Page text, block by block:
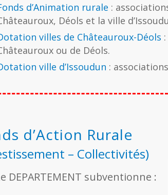
d’Animation rurale :
Déols et la ville
villes de Châteauroux-Déols
ou de Déols.
ville d’Issoudun :
d’Action Rurale
– Collectivités)
DEPARTEMENT subventionne :